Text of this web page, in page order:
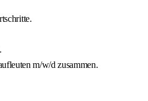
m/w/d zusammen.